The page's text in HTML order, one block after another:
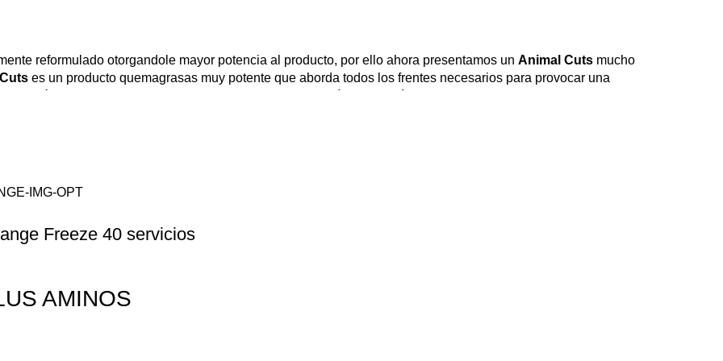
reformulado otorgandole mayor potencia al producto, por ello ahora presentamos un Animal Cuts mucho
es un producto quemagrasas muy potente que aborda todos los frentes necesarios para provocar una
las enzimas, hormonas y neurotransmisores.
y dejandonos la piel sin obtener los resultados que esperamos, cuando estas trabajando para estar en
Freeze 40 servicios
AMINOS